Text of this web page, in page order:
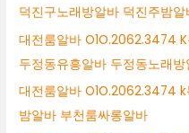
덕진구노래방알바 덕진주밤알
대전룸알바 O1O.2062.3474
두정동유흥알바 두정동노래방
대전룸알바 O1O.2062.3474
밤알바 부천룸싸롱알바